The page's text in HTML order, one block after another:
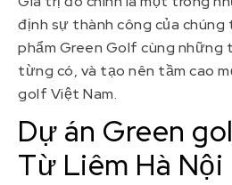
định sự thành công của chúng
phẩm Green Golf cùng những
từng có, và tạo nên tầm cao
golf Việt Nam.
Dự án Green
Từ Liêm Hà Nội